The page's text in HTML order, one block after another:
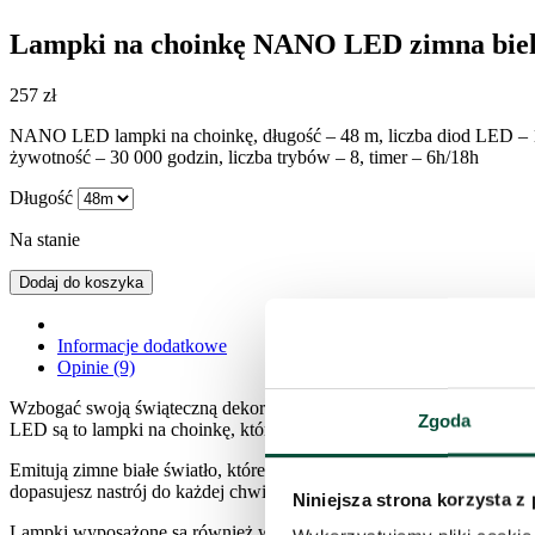
Zgoda
Niniejsza strona korzysta z
Lampki na choinkę NANO LED zimna
257 zł
NANO LED lampki na choinkę, długość – 48 m, liczba diod LED –
żywotność – 30 000 godzin, liczba trybów – 8, timer – 6h/18h
Długość
Na stanie
Dodaj do koszyka
Informacje dodatkowe
Opinie (9)
Wzbogać swoją świąteczną dekorację o lampki choinkowe
LED są to lampki na choinkę, które wyróżniają się wyjątkowo
Emitują zimne białe światło, które podkreśla elegancki charakter
dopasujesz nastrój do każdej chwili – od delikatnego migotania po